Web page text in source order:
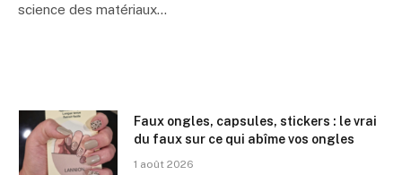
science des matériaux…
Faux ongles, capsules, stickers : le vrai
du faux sur ce qui abîme vos ongles
1 août 2026